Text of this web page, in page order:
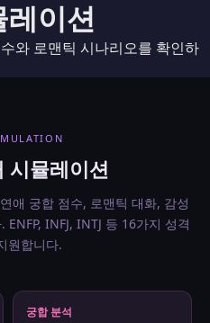
— Frequently
in love?
ENTP-INFJ, and INFP-
type?
pattern, way of expressing
ENFP, INFJ, INTJ, ENTP,
English, Korean,
이션
와 로맨틱 시나리오를 확인하
시뮬레이션
애 궁합 점수, 로맨틱 대화, 감성
INFJ, INTJ 등 16가지 성격
원합니다.
궁합 분석